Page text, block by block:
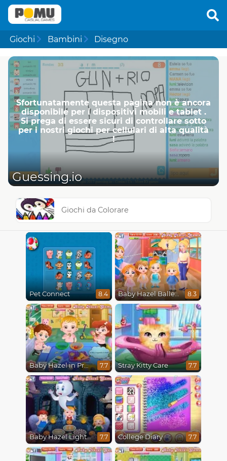
Giochi Bambini Disegno
Sfortunatamente questa pagina non è ancora
disponibile per i dispositivi mobili e tablet .
Si prega di essere sicuri di controllare sotto
per i nostri giochi per cellulari di alta qualità
!
Guessing.io
Giochi da Colorare
Pet Connect 8.4 Baby Hazel Ballerina Dance 8.3
Baby Hazel in Preschool 7.7 Stray Kitty Care 7.7
Baby Hazel Lighthouse Adventure 7.7 College Diary 7.7